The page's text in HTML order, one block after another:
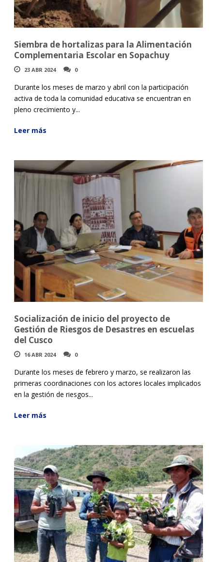
Siembra de hortalizas para la Alimentación
Complementaria Escolar en Sopachuy
23 ABR 2024 0
Durante los meses de marzo y abril con la participación
activa de toda la comunidad educativa se encuentran en
pleno crecimiento y...
Leer más
Socialización de inicio del proyecto de
Gestión de Riesgos de Desastres en escuelas
del Cusco
16 ABR 2024 0
Durante los meses de febrero y marzo, se realizaron las
primeras coordinaciones con los actores locales implicados
en la gestión de riesgos...
Leer más